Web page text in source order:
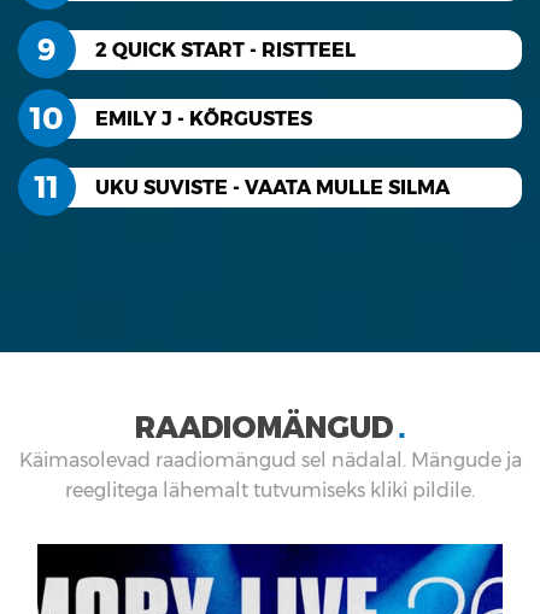
9 2 QUICK START - RISTTEEL
10 EMILY J - KÕRGUSTES
11 UKU SUVISTE - VAATA MULLE SILMA
RAADIOMÄNGUD ■
Käimasolevad raadiomängud sel nädalal. Mängude ja
reeglitega lähemalt tutvumiseks kliki pildile.